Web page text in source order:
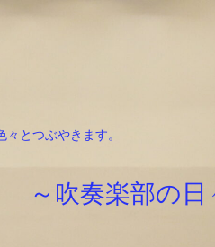
とつぶやきます。
～吹奏楽部の日